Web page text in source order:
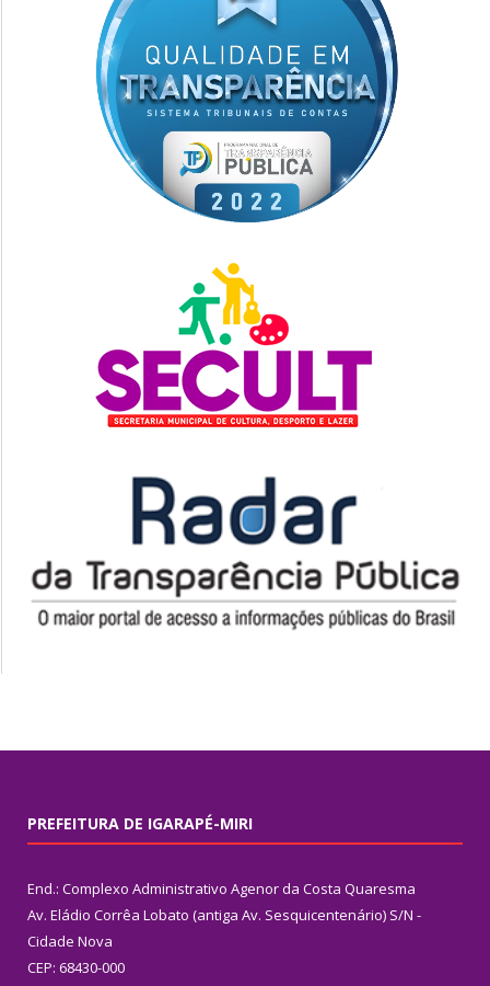
PREFEITURA DE IGARAPÉ-MIRI
End.: Complexo Administrativo Agenor da Costa Quaresma
Av. Eládio Corrêa Lobato (antiga Av. Sesquicentenário) S/N -
Cidade Nova
CEP: 68430-000